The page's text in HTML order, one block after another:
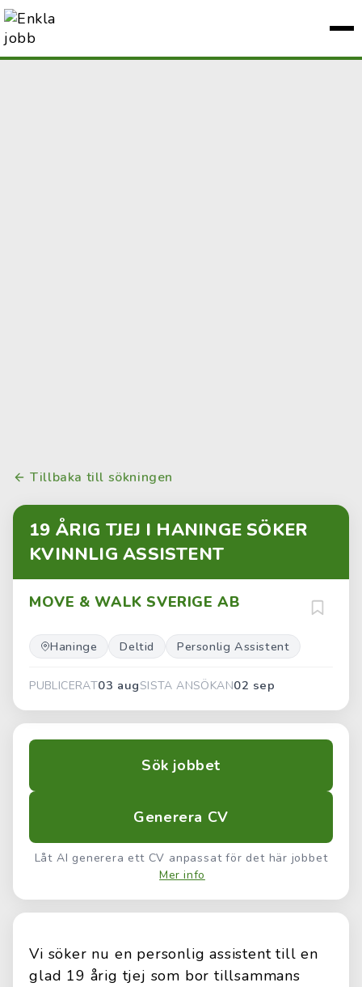
Tillbaka till sökningen
19 ÅRIG TJEJ I HANINGE SÖKER
KVINNLIG ASSISTENT
MOVE & WALK SVERIGE AB
Haninge Deltid Personlig Assistent
PUBLICERAT03 augSISTA ANSÖKAN02 sep
Sök jobbet
Generera CV
Låt AI generera ett CV anpassat för det här jobbet
Mer info
Vi söker nu en personlig assistent till en
glad 19 årig tjej som bor tillsammans